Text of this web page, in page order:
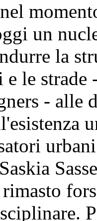
un
la
le
- alle